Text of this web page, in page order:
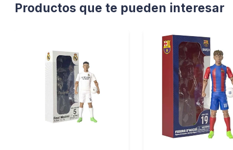
Productos que te pueden interesar